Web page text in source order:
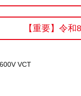
【重要】令
600V VCT